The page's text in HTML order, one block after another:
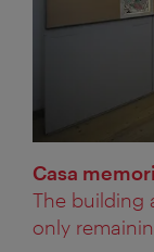
Casa
The building
only